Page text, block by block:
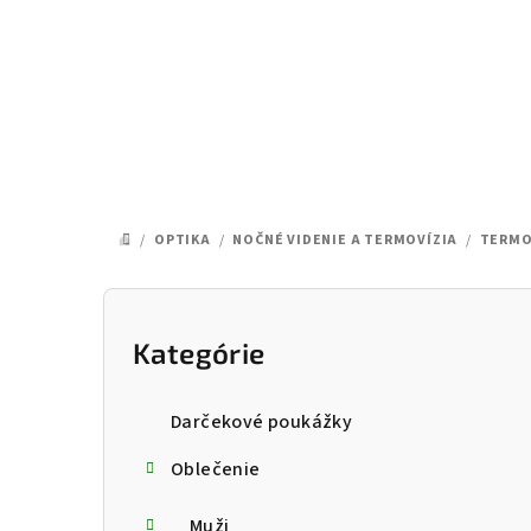
DOMOV
/ OPTIKA / NOČNÉ VIDENIE A TERMOVÍZIA /
Preskočiť
kategórie
Kategórie
Darčekové poukážky
Oblečenie